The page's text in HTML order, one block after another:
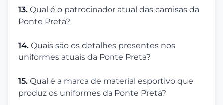
13. Qual é o patrocinador atual das camisas da
Ponte Preta?
14. Quais são os detalhes presentes nos
uniformes atuais da Ponte Preta?
15. Qual é a marca de material esportivo que
produz os uniformes da Ponte Preta?